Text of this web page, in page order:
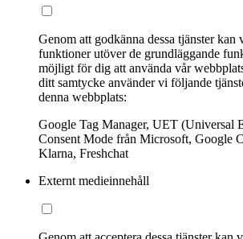
Genom att godkänna dessa tjänster kan
funktioner utöver de grundläggande
möjligt för dig att använda vår
ditt samtycke använder vi följande
denna webbplats:
Google Tag Manager, UET (Universal
Consent Mode från Microsoft, Google
Klarna, Freshchat
Externt medieinnehåll